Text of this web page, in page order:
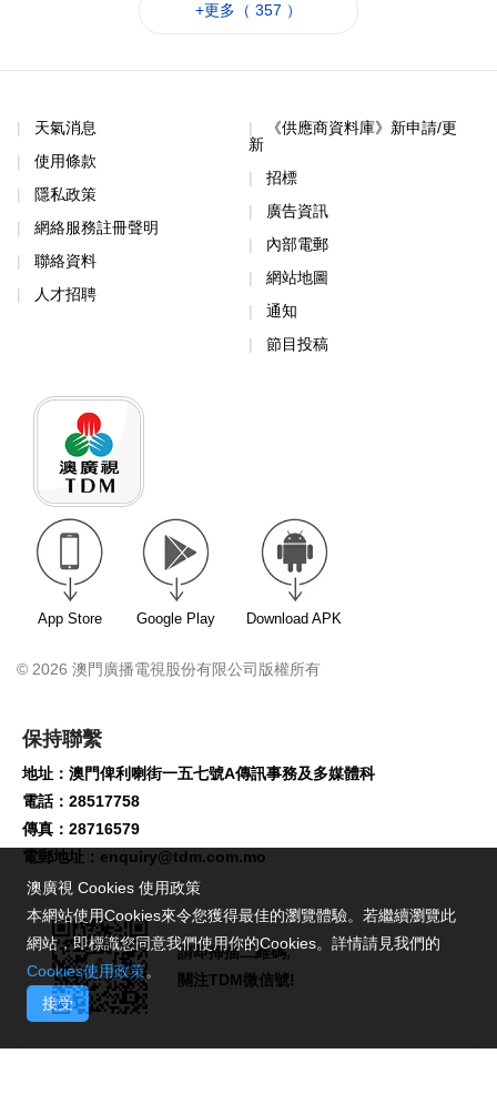
+更多（ 357 ）
天氣消息
使用條款
隱私政策
網絡服務註冊聲明
聯絡資料
人才招聘
《供應商資料庫》新申請/更
新
招標
廣告資訊
內部電郵
網站地圖
通知
節目投稿
App Store Google Play Download APK
© 2026 澳門廣播電視股份有限公司版權所有
保持聯繫
地址：澳門俾利喇街一五七號A傳訊事務及多媒體科
電話：28517758
傳真：28716579
電郵地址： enquiry@tdm.com.mo
請即掃描二維碼,
關注TDM微信號!
澳廣視 Cookies 使用政策
本網站使用Cookies來令您獲得最佳的瀏覽體驗。若繼續瀏覽此
網站，即標識您同意我們使用你的Cookies。詳情請見我們的
Cookies使用政策。
接受